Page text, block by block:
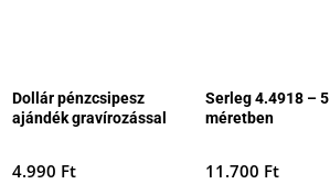
Dollár pénzcsipesz
ajándék gravírozással
4.990 Ft
Serleg 4.4918 – 5
méretben
11.700 Ft